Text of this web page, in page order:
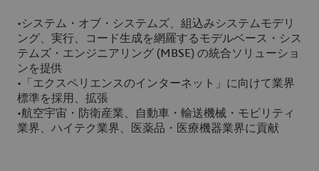
•システム・オブ・システムズ、組込みシステムモデリ
ング、実行、コード生成を網羅するモデルベース・シス
テムズ・エンジニアリング (MBSE) の統合ソリューショ
ンを提供
•「エクスペリエンスのインターネット」に向けて業界
標準を採用、拡張
•航空宇宙・防衛産業、自動車・輸送機械・モビリティ
業界、ハイテク業界、医薬品・医療機器業界に貢献